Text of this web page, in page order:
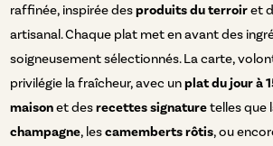
raffinée, inspirée desproduits du terroiret
artisanal. Chaque plat met en avant des
soigneusement sélectionnés. La carte,
privilégie la fraîcheur, avec unplat du jour à
maisonet desrecettes signaturetelles que
champagne, lescamemberts rôtis, ou